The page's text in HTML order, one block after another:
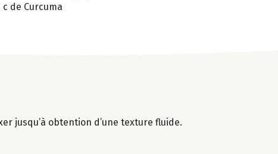
c de Curcuma
jusqu’à obtention d’une texture fluide.